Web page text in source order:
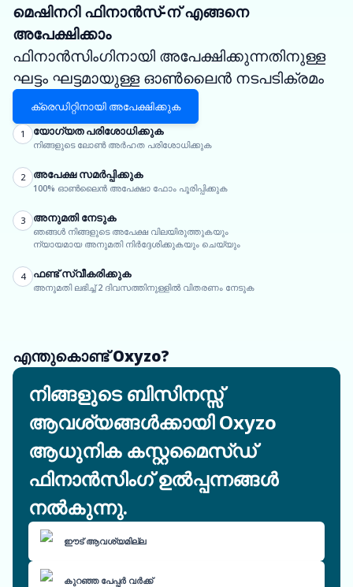
മെഷിനറി ഫിനാൻസ്-ന് എങ്ങനെ
അപേക്ഷിക്കാം
ഫിനാൻസിംഗിനായി അപേക്ഷിക്കുന്നതിനുള്ള
ഘട്ടം ഘട്ടമായുള്ള ഓൺലൈൻ നടപടിക്രമം
ക്രെഡിറ്റിനായി അപേക്ഷിക്കുക
1 യോഗ്യത പരിശോധിക്കുക
നിങ്ങളുടെ ലോൺ അർഹത പരിശോധിക്കുക
2 അപേക്ഷ സമർപ്പിക്കുക
100% ഓൺലൈൻ അപേക്ഷാ ഫോം പൂരിപ്പിക്കുക
3 അനുമതി നേടുക
ഞങ്ങൾ നിങ്ങളുടെ അപേക്ഷ വിലയിരുത്തുകയും
ന്യായമായ അനുമതി നിർദ്ദേശിക്കുകയും ചെയ്യും
4 ഫണ്ട് സ്വീകരിക്കുക
അനുമതി ലഭിച്ച് 2 ദിവസത്തിനുള്ളിൽ വിതരണം നേടുക
എന്തുകൊണ്ട് Oxyzo?
നിങ്ങളുടെ ബിസിനസ്സ്
ആവശ്യങ്ങൾക്കായി Oxyzo
ആധുനിക കസ്റ്റമൈസ്ഡ്
ഫിനാൻസിംഗ് ഉൽപ്പന്നങ്ങൾ
നൽകുന്നു.
ഈട് ആവശ്യമില്ല
കുറഞ്ഞ പേപ്പർ വർക്ക്